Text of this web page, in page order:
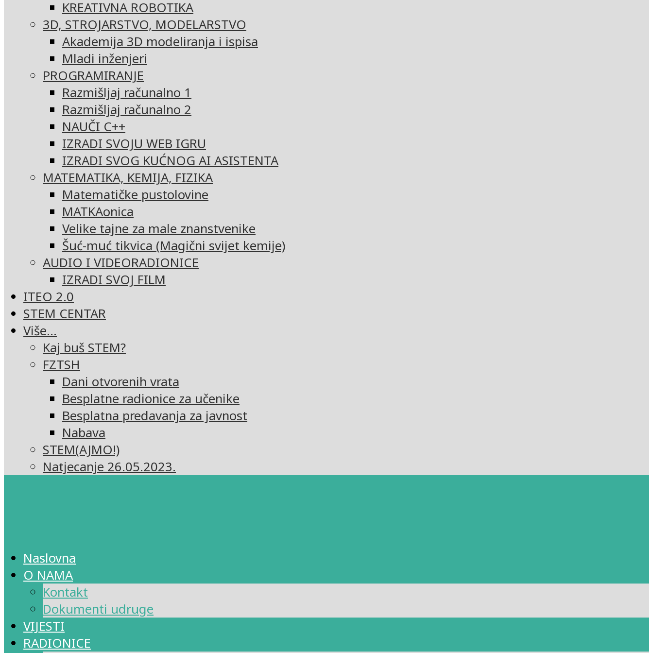
KREATIVNA ROBOTIKA
3D, STROJARSTVO, MODELARSTVO
Akademija 3D modeliranja i ispisa
Mladi inženjeri
PROGRAMIRANJE
Razmišljaj računalno 1
Razmišljaj računalno 2
NAUČI C++
IZRADI SVOJU WEB IGRU
IZRADI SVOG KUĆNOG AI ASISTENTA
MATEMATIKA, KEMIJA, FIZIKA
Matematičke pustolovine
MATKAonica
Velike tajne za male znanstvenike
Šuć-muć tikvica (Magični svijet kemije)
AUDIO I VIDEORADIONICE
IZRADI SVOJ FILM
ITEO 2.0
STEM CENTAR
Više…
Kaj buš STEM?
FZTSH
Dani otvorenih vrata
Besplatne radionice za učenike
Besplatna predavanja za javnost
Nabava
STEM(AJMO!)
Natjecanje 26.05.2023.
Naslovna
O NAMA
Kontakt
Dokumenti udruge
VIJESTI
RADIONICE